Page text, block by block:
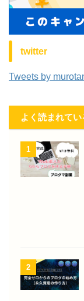
twitter
Tweets by
よく読まれて
1
2